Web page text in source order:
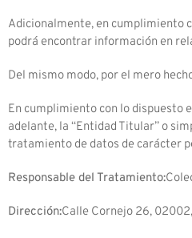
Adicionalmente, en cumplimiento
podrá encontrar información en
Del mismo modo, por el mero
En cumplimiento con lo dispuesto
adelante, la “Entidad Titular” o
tratamiento de datos de carácter
Responsable del Tratamiento:
Dirección:Calle Cornejo 26,